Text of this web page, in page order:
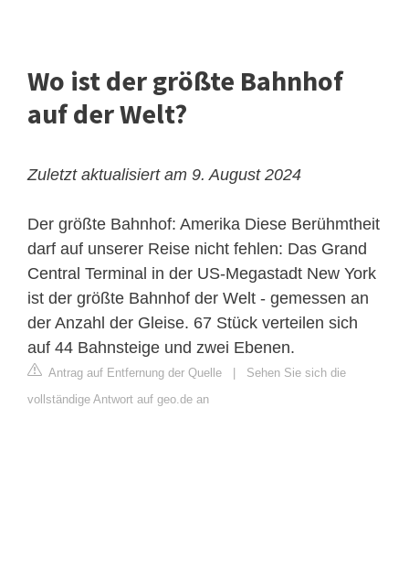
Wo ist der größte Bahnhof
auf der Welt?
Zuletzt aktualisiert am 9. August 2024
Der größte Bahnhof: Amerika Diese Berühmtheit
darf auf unserer Reise nicht fehlen: Das Grand
Central Terminal in der US-Megastadt New York
ist der größte Bahnhof der Welt - gemessen an
der Anzahl der Gleise. 67 Stück verteilen sich
auf 44 Bahnsteige und zwei Ebenen.
Antrag auf Entfernung der Quelle
Sehen Sie sich die
vollständige Antwort auf geo.de an